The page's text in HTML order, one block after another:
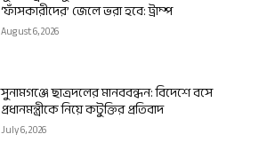
‘ফাঁসকারীদের’ জেলে ভরা হবে: ট্রাম্প
August 6, 2026
সুনামগঞ্জে ছাত্রদলের মানববন্ধন: বিদেশে বসে
প্রধানমন্ত্রীকে নিয়ে কটুক্তির প্রতিবাদ
July 6, 2026